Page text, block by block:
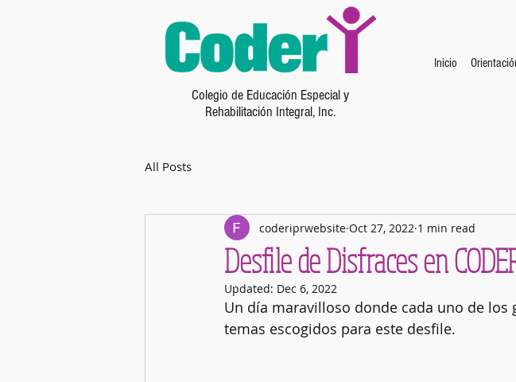
Inicio
Colegio de Educación Especial y
Rehabilitación Integral, Inc.
All Posts
Desfile de Disfraces en
coderiprwebsite Oct 27, 2022 1 min read
Updated: Dec 6, 2022
Un día maravilloso donde cada uno de
temas escogidos para este desfile.